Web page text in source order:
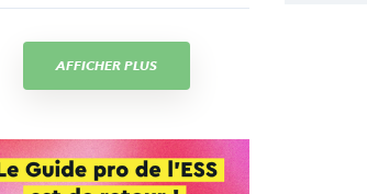
AFFICHER PLUS